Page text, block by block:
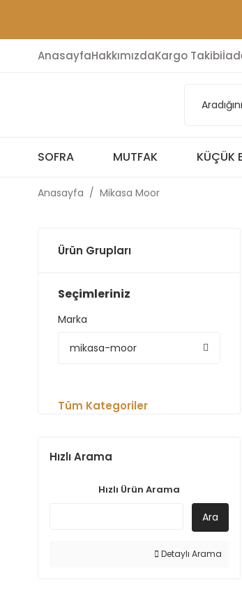
AnasayfaHakkımızdaKargo Takibi
SOFRA MUTFAK KÜÇÜK
Anasayfa Mikasa Moor
Ürün Grupları
Seçimleriniz
Marka
mikasa-moor
Tüm Kategoriler
Hızlı Arama
Hızlı Ürün Arama
Ara
Detaylı Arama